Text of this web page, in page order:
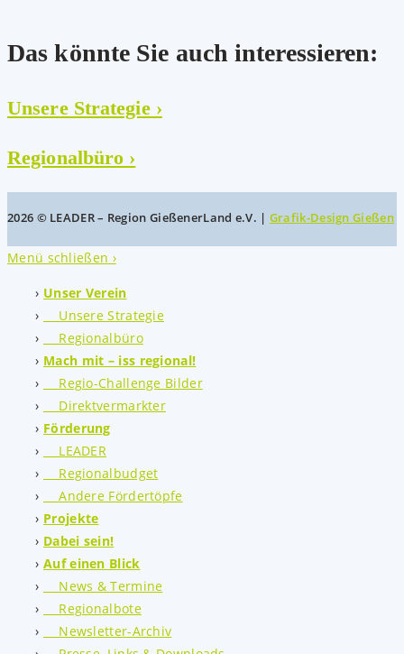
Das könnte Sie auch interessieren:
Unsere Strategie ›
Regionalbüro ›
2026 © LEADER – Region GießenerLand e.V. | Grafik-Design Gießen
Menü schließen ›
Unser Verein
Unsere Strategie
Regionalbüro
Mach mit – iss regional!
Regio-Challenge Bilder
Direktvermarkter
Förderung
LEADER
Regionalbudget
Andere Fördertöpfe
Projekte
Dabei sein!
Auf einen Blick
News & Termine
Regionalbote
Newsletter-Archiv